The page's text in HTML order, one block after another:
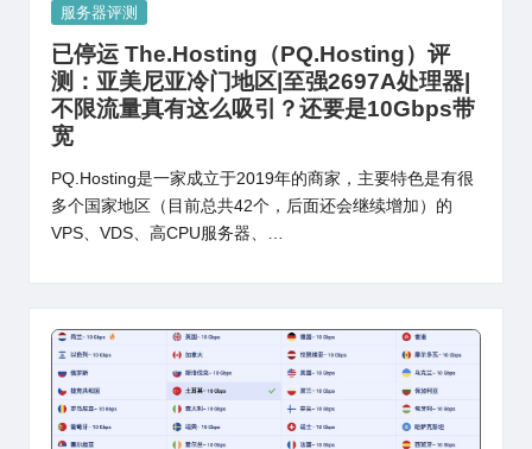
Posted
服务器评测
已停运 The.Hosting（PQ.Hosting）评
测：亚美尼亚冷门地区|至强2697A处理器|
不限流量真有这么吸引？还要是10Gbps带
宽
PQ.Hosting是一家成立于2019年的商家，主要特色是有很
多个国家地区（目前总共42个，后面还会继续增加）的
VPS、VDS、高CPU服务器、…